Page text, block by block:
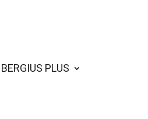
BERGIUS PLUS